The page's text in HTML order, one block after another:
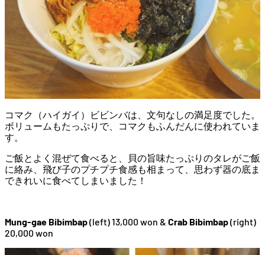
コマク（ハイガイ）ビビンバは、文句なしの満足度でした。
ボリュームもたっぷりで、コマクもふんだんに使われていま
す。
ご飯とよく混ぜて食べると、貝の旨味たっぷりのタレがご飯
に絡み、飛び子のプチプチ食感も相まって、思わず器の底ま
できれいに食べてしまいました！
Mung-gae Bibimbap(left) 13,000 won & Crab Bibimbap(right)
20,000 won